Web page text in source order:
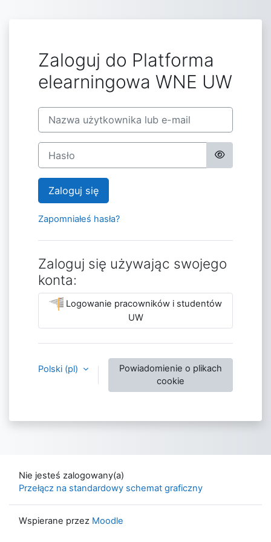
Zaloguj do Platforma
elearningowa WNE UW
Nazwa użytkownika lub e-mail
Hasło
Zaloguj się
Zapomniałeś hasła?
Zaloguj się używając swojego
konta:
Logowanie pracowników i studentów
UW
Polski ‎(pl)‎
Powiadomienie o plikach
cookie
Nie jesteś zalogowany(a)
Przełącz na standardowy schemat graficzny
Wspierane przez Moodle